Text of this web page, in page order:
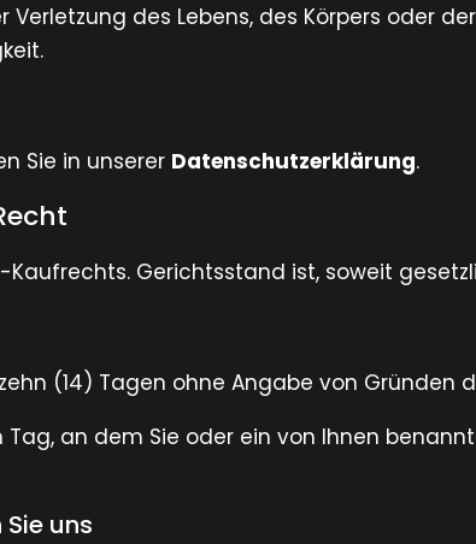
des Lebens, des Körpers oder
Sie in unserer Datenschutzerklärung.
Gerichtsstand ist, soweit
(14) Tagen ohne Angabe von Gründen
an dem Sie oder ein von Ihnen
uns